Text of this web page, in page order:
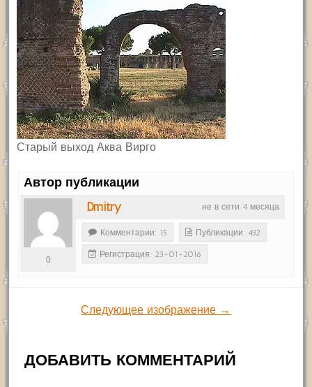
Старый выход Аква Вирго
Автор публикации
не в сети 4 месяца
Dmitry
0
Комментарии: 15 Публикации: 432
Регистрация: 23-01-2016
Следующее изображение →
ДОБАВИТЬ КОММЕНТАРИЙ